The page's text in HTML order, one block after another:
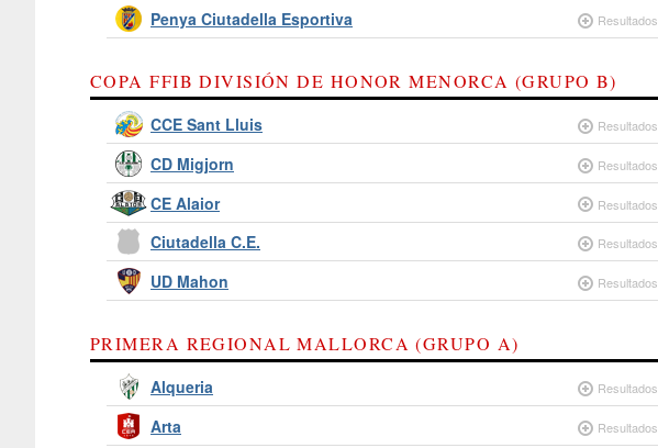
Resultados
Penya Ciutadella Esportiva
COPA FFIB DIVISIÓN DE HONOR MENORCA (GRUPO B)
Resultados
CCE Sant Lluis
Resultados
CD Migjorn
Resultados
CE Alaior
Resultados
Ciutadella C.E.
Resultados
UD Mahon
PRIMERA REGIONAL MALLORCA (GRUPO A)
Resultados
Alqueria
Resultados
Arta